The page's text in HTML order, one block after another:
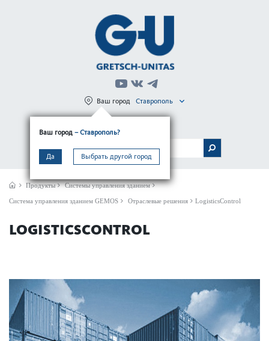
Ваш город – Ставрополь?
Да Выбрать другой город
Ваш город Ставрополь
МЕНЮ
Продукты Системы управления зданием
Сис­тема управ­ления зданием GEMOS Отраслевые решения LogisticsControl
LOGISTICSCONTROL